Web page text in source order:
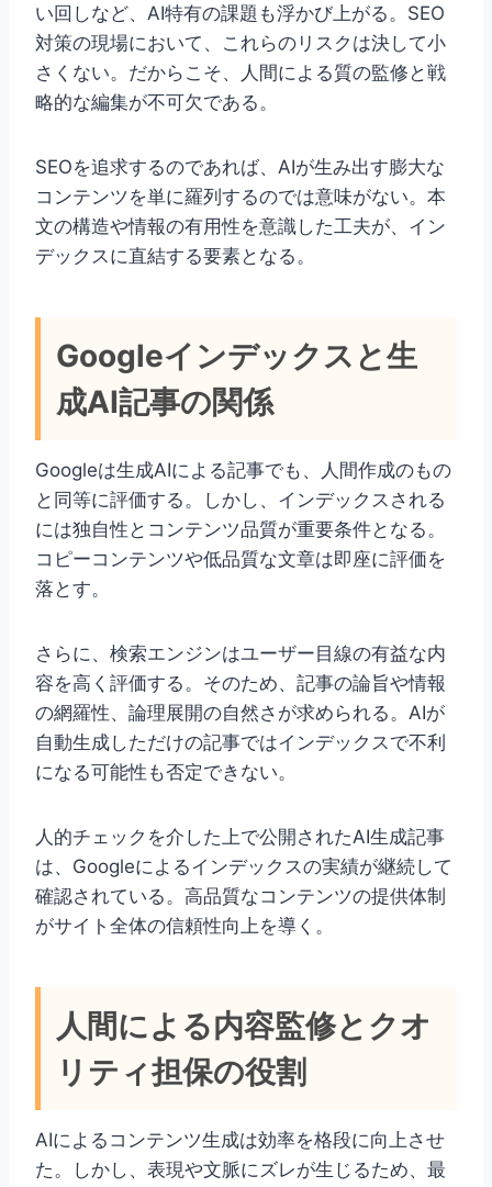
い回しなど、AI特有の課題も浮かび上がる。SEO
対策の現場において、これらのリスクは決して小
さくない。だからこそ、人間による質の監修と戦
略的な編集が不可欠である。
SEOを追求するのであれば、AIが生み出す膨大な
コンテンツを単に羅列するのでは意味がない。本
文の構造や情報の有用性を意識した工夫が、イン
デックスに直結する要素となる。
Googleインデックスと生
成AI記事の関係
Googleは生成AIによる記事でも、人間作成のもの
と同等に評価する。しかし、インデックスされる
には独自性とコンテンツ品質が重要条件となる。
コピーコンテンツや低品質な文章は即座に評価を
落とす。
さらに、検索エンジンはユーザー目線の有益な内
容を高く評価する。そのため、記事の論旨や情報
の網羅性、論理展開の自然さが求められる。AIが
自動生成しただけの記事ではインデックスで不利
になる可能性も否定できない。
人的チェックを介した上で公開されたAI生成記事
は、Googleによるインデックスの実績が継続して
確認されている。高品質なコンテンツの提供体制
がサイト全体の信頼性向上を導く。
人間による内容監修とクオ
リティ担保の役割
AIによるコンテンツ生成は効率を格段に向上させ
た。しかし、表現や文脈にズレが生じるため、最